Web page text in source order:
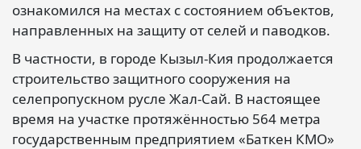
ознакомился на местах с состоянием объектов,
направленных на защиту от селей и паводков.
В частности, в городе Кызыл-Кия продолжается
строительство защитного сооружения на
селепропускном русле Жал-Сай. В настоящее
время на участке протяжённостью 564 метра
государственным предприятием «Баткен КМО»